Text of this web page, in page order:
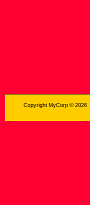
Copyright MyCorp © 2026